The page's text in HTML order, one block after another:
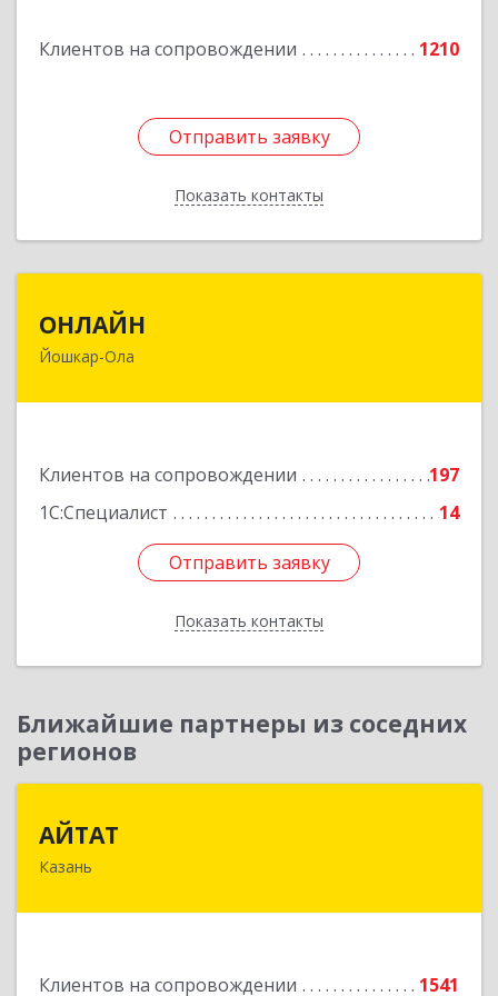
Клиентов на сопровождении 1210
Отправить заявку
Показать контакты
Отправить заявку
Назад
ОНЛАЙН
Йошкар-Ола
Клиентов на сопровождении
197
1С:Специалист
14
Отправить заявку
Показать контакты
424000, Марий Эл Респ, Йошкар-Ола г,
Отправить заявку
Назад
Ближайшие партнеры из соседних
регионов
АЙТАТ
Казань
Клиентов на сопровождении 1541
Подробнее